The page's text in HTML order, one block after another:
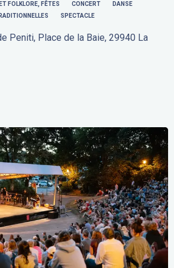
FOLKLORE, FÊTES CONCERT
DANSE
SPECTACLE
Peniti, Place de la Baie, 29940 La